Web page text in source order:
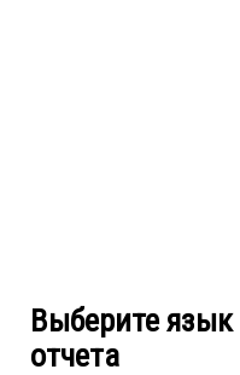
Выберите
отчета